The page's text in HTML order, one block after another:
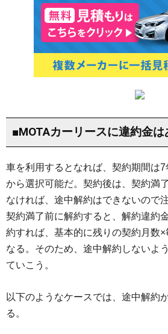
■MOTAカーリースに違約金は
車を利用するとなれば、契約期間は
から選択可能だ。契約後は、契約満
なければ、途中解約はできないので
契約満了前に解約すると、解約違約
約すれば、基本的に残りの契約月数
なる。そのため、途中解約しないよ
ていこう。
以下のようなケースでは、途中解約
る。